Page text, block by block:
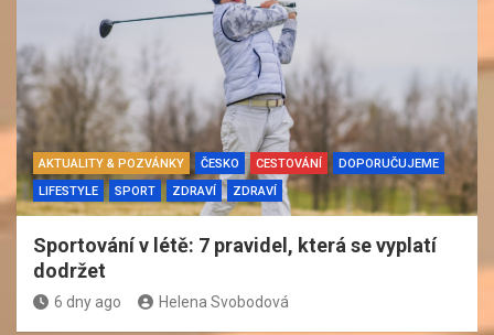
AKTUALITY & POZVÁNKY ČESKO CESTOVÁNÍ
DOPORUČUJEME
LIFESTYLE
SPORT ZDRAVÍ ZDRAVÍ
Sportování v létě: 7 pravidel, která se vyplatí
dodržet
6 dny ago Helena Svobodová